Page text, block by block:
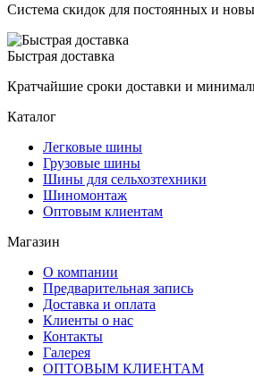
Система скидок для постоянных и
Быстрая доставка
Кратчайшие сроки доставки и
Каталог
Легковые шины
Грузовые шины
Шины для сельхозтехники
Шиномонтаж
Оптовым клиентам
Магазин
О компании
Предварительная запись
Доставка и оплата
Клиенты о нас
Контакты
Галерея
ОПТОВЫМ КЛИЕНТАМ